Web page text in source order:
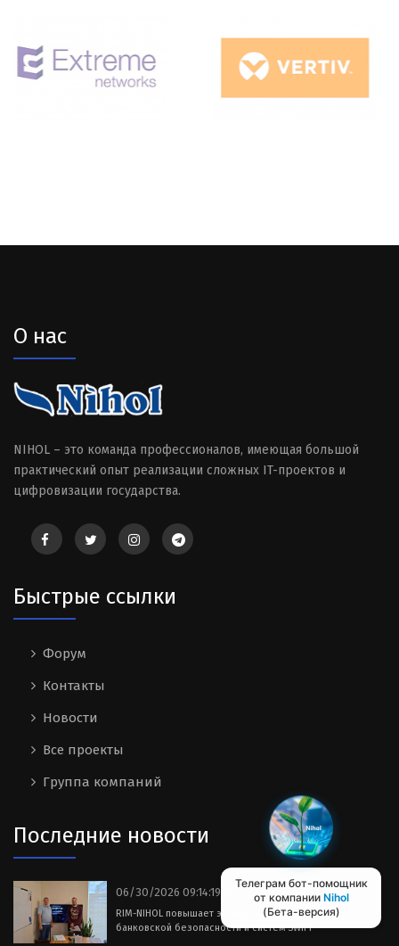
Телеграм бот-помощник
от компании Nihol
(Бета-версия)
О нас
NIHOL – это команда профессионалов, имеющая большой
практический опыт реализации сложных IT-проектов и
цифровизации государства.
Быстрые ссылки
Форум
Контакты
Новости
Все проекты
Группа компаний
Последние новости
06/30/2026 09:14:19 am
RIM-NIHOL повышает экспертность в области
банковской безопасности и систем SWIFT